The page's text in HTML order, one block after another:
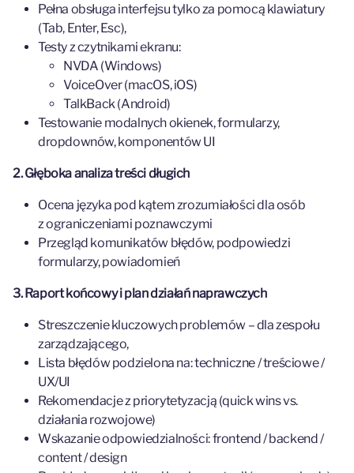
Pełna obsługa interfejsu tylko za pomocą klawiatury
(Tab, Enter, Esc),
Testy z czytnikami ekranu:
NVDA (Windows)
VoiceOver (macOS, iOS)
TalkBack (Android)
Testowanie modalnych okienek, formularzy,
dropdownów, komponentów UI
2. Głęboka analiza treści długich
Ocena języka pod kątem zrozumiałości dla osób
z ograniczeniami poznawczymi
Przegląd komunikatów błędów, podpowiedzi
formularzy, powiadomień
3. Raport końcowy i plan działań naprawczych
Streszczenie kluczowych problemów – dla zespołu
zarządzającego,
Lista błędów podzielona na: techniczne / treściowe /
UX/UI
Rekomendacje z priorytetyzacją (quick wins vs.
działania rozwojowe)
Wskazanie odpowiedzialności: frontend / backend /
content / design